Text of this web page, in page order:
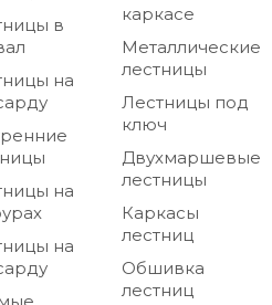
в
на
на
на
каркасе
Металлические
лестницы
Лестницы под
ключ
Двухмаршевые
лестницы
Каркасы
лестниц
Обшивка
лестниц